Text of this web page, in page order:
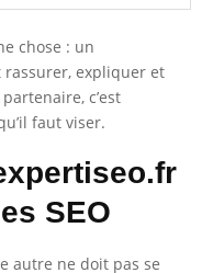
chose : un
rassurer, expliquer et
c’est
faut viser.
SEO
autre ne doit pas se